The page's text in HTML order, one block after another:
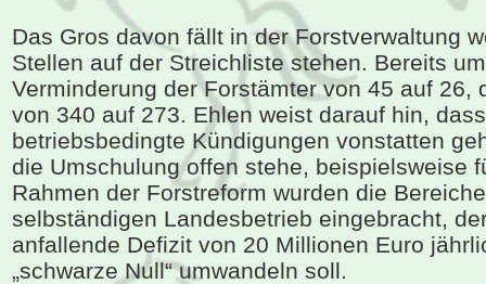
Das Gros davon fällt in der Forstverwaltung
Stellen auf der Streichliste stehen. Bereits
Verminderung der Forstämter von 45 auf 26,
von 340 auf 273. Ehlen weist darauf hin,
betriebsbedingte Kündigungen vonstatten
die Umschulung offen stehe, beispielsweise
Rahmen der Forstreform wurden die
selbständigen Landesbetrieb eingebracht,
anfallende Defizit von 20 Millionen Euro
„schwarze Null“ umwandeln soll.